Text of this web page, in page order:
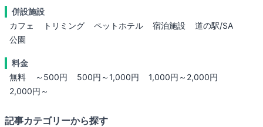
併設施設
カフェ
トリミング ペットホテル 宿泊施設
道の駅/SA
公園
料金
無料
～500円 500円～1,000円
1,000円～2,000円
2,000円～
記事カテゴリーから探す